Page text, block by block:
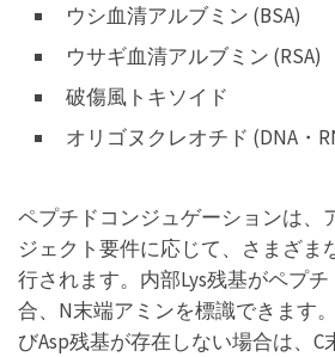
ウシ血清アルブミン (BSA)
ウサギ血清アルブミン (RSA)
破傷風トキソイド
オリゴヌクレオチド (DNA・
ペプチドコンジュゲーションは、
ジェクト要件に応じて、さまざま
行されます。内部Lys残基がペプ
合、N末端アミンを標識できます
びAsp残基が存在しない場合は、C